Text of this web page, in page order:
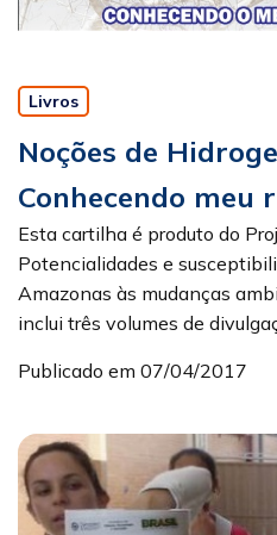
Livros
Noções de
Conhecendo meu
Esta cartilha é produto do
Potencialidades e
Amazonas às mudanças
inclui três volumes de
Publicado em 07/04/2017